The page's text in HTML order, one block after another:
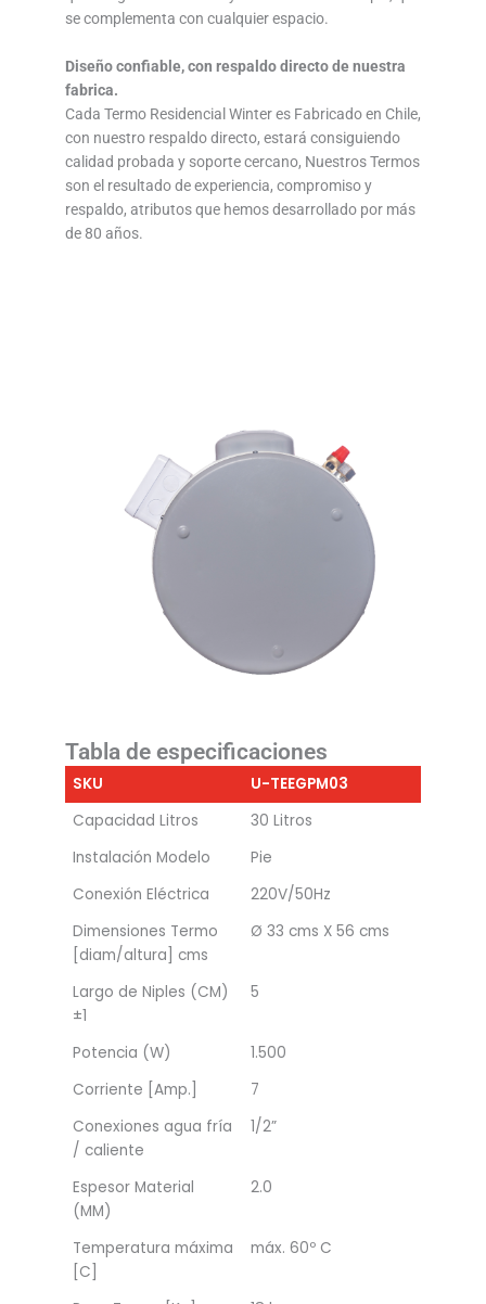
se complementa con cualquier espacio.
Diseño confiable, con respaldo directo de nuestra
fabrica.
Cada Termo Residencial Winter es Fabricado en Chile,
con nuestro respaldo directo, estará consiguiendo
calidad probada y soporte cercano, Nuestros Termos
son el resultado de experiencia, compromiso y
respaldo, atributos que hemos desarrollado por más
de 80 años.
Tabla de especificaciones
SKU
U-TEEGPM03
Capacidad Litros
30 Litros
Instalación Modelo
Pie
Conexión Eléctrica
220V/50Hz
Dimensiones Termo
[diam/altura] cms
Ø 33 cms X 56 cms
Largo de Niples (CM)
±1
5
Potencia (W)
1.500
Corriente [Amp.]
7
Conexiones agua fría
/ caliente
1/2”
Espesor Material
(MM)
2.0
Temperatura máxima
[C]
máx. 60º C